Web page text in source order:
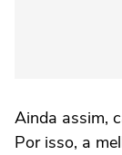
Ainda assim,
Por isso, a